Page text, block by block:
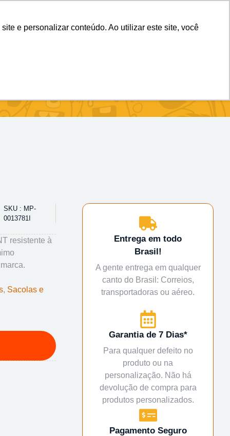
e personalizar conteúdo. Ao utilizar este site, você
SKU : MP-
0013781I
resistente à
, Sacolas e
Entrega em todo
Brasil!
A gente entrega em qualquer
canto do Brasil: Correios,
transportadoras ou aéreo.
Garantia de 7 Dias*
Para qualquer defeito no
produto ou na
personalização. Não há
devolução de compra para
produtos personalizados.
Pagamento Seguro